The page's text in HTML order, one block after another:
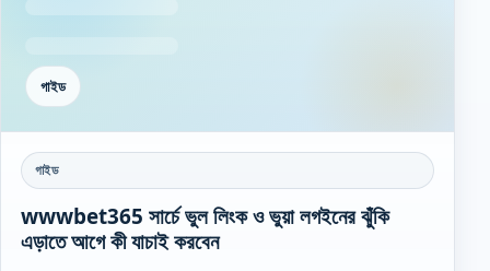
গাইড
গাইড
wwwbet365 সার্চে ভুল লিংক ও ভুয়া লগইনের ঝুঁকি
এড়াতে আগে কী যাচাই করবেন